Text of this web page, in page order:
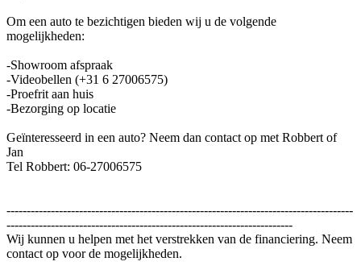
Om een auto te bezichtigen bieden wij u de volgende
mogelijkheden:
-Showroom afspraak
-Videobellen (+31 6 27006575)
-Proefrit aan huis
-Bezorging op locatie
Geïnteresseerd in een auto? Neem dan contact op met Robbert of
Jan
Tel Robbert: 06-27006575
--------------------------------------------------------------------------------------
-----------------------------------------------------------------------
Wij kunnen u helpen met het verstrekken van de financiering. Neem
contact op voor de mogelijkheden.